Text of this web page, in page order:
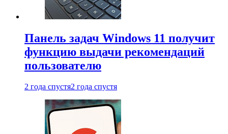
Панель задач Windows 11 получит
функцию выдачи рекомендаций
пользователю
2 года спустя2 года спустя